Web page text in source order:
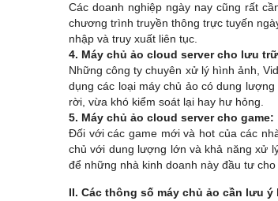
Các doanh nghiệp ngày nay cũng rất
chương trình truyền thông trực tuyến
nhập và truy xuất liên tục.
4. Máy chủ ảo cloud server cho lưu
Những công ty chuyên xử lý hình ảnh,
dụng các loại máy chủ ảo có dung
rời, vừa khó kiểm soát lại hay hư hỏng.
5. Máy chủ ảo cloud server cho game:
Đối với các game mới và hot của các
chủ với dung lượng lớn và khả năng xử
để những nhà kinh doanh này đầu tư
II. Các thông số máy chủ ảo cần lưu